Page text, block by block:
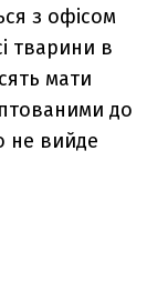
з офісом
тварини в
мати
до
не вийде